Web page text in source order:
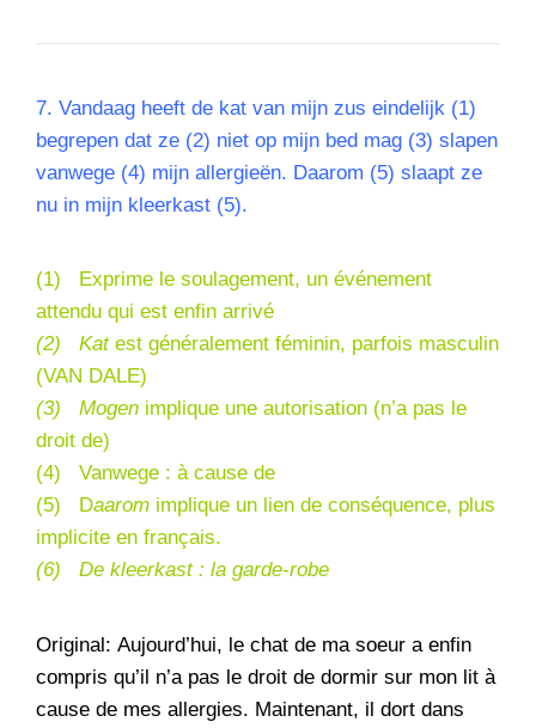
7. Vandaag heeft de kat van mijn zus eindelijk (1)
begrepen dat ze (2) niet op mijn bed mag (3) slapen
vanwege (4) mijn allergieën. Daarom (5) slaapt ze
nu in mijn kleerkast (5).
(1) Exprime le soulagement, un événement
attendu qui est enfin arrivé
(2) Kat est généralement féminin, parfois masculin
(VAN DALE)
(3) Mogen implique une autorisation (n’a pas le
droit de)
(4) Vanwege : à cause de
(5) Daarom implique un lien de conséquence, plus
implicite en français.
(6) De kleerkast : la garde-robe
Original: Aujourd’hui, le chat de ma soeur a enfin
compris qu’il n’a pas le droit de dormir sur mon lit à
cause de mes allergies. Maintenant, il dort dans